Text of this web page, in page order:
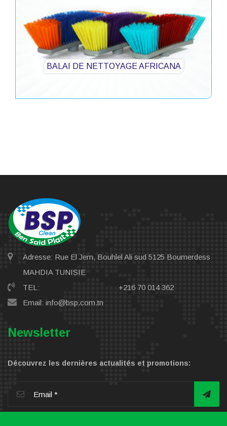
BALAI DE NETTOYAGE AFRICANA
Adresse: Rue El Jem, Bouhlel Ali sud 5125 Boumerdess
MAHDIA TUNISIE
TEL:
+216 70 014 362
Email: info@bsp.com.tn
Newsletter
Découvrez les dernières actualités et promotions: